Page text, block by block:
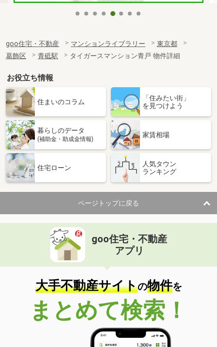
goo住宅・不動産 マンションライブラリー
東京都
葛飾区
青砥駅 タイガースマンション青戸 物件詳細
お役立ち情報
住まいのコラム
「住みたい街」
を見つけよう
暮らしのデータ
(補助金・助成金情報)
家賃相場
住宅ローン
人気タウン
ランキング
ページトップに戻る
goo住宅・不動産
アプリ
大手不動産サイトの物件を
まとめて検索！